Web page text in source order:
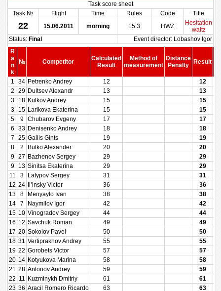
Task score sheet
Task №
Flight Time Rules Code Title
22 15.06.2011 morning 15.3 HWZ
Hesitation
waltz
Status: Final
Event director: Lobashov Igor
R
a
n
k
№ Competitor
Calculated
Result
Method of
measurement
Distance
Penalty
Result
1
34 Petrenko Andrey 12
12
2
29 Dultsev Alexandr 13
13
3
18 Kulkov Andrey 15
15
3
15 Larikova Ekaterina 15
15
5
9 Chubarov Evgeny 17
17
6
33 Denisenko Andrey 18
18
7
25 Gailis Gints 19
19
8
2 Butko Alexander 20
20
9
27 Bazhenov Sergey 29
29
9
13 Sinitsa Ekaterina 29
29
11
3 Latypov Sergey 31
31
12 24 Il’insky Victor 36
36
13
8 Menyaylo Ivan 38
38
14
7 Naymilov Igor 42
42
15 10 Vinogradov Sergey 44
44
16 12 Savchuk Roman 49
49
17 20 Sokolov Pavel 50
50
18 31 Vertiprakhov Andrey 55
55
19 22 Gorobets Victor 57
57
20 14 Kotyukova Marina 58
58
21 28 Antonov Andrey 59
59
22 11 Kuzminykh Dmitriy 61
61
23 36 Aracil Romero Ricardo 63 63